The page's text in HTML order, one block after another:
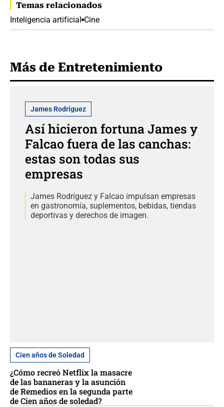
Temas relacionados
Inteligencia artificial Cine
Más de Entretenimiento
James Rodríguez
Así hicieron fortuna James y
Falcao fuera de las canchas:
estas son todas sus
empresas
James Rodríguez y Falcao impulsan empresas
en gastronomía, suplementos, bebidas, tiendas
deportivas y derechos de imagen.
Cien años de Soledad
¿Cómo recreó Netflix la masacre
de las bananeras y la asunción
de Remedios en la segunda parte
de Cien años de soledad?